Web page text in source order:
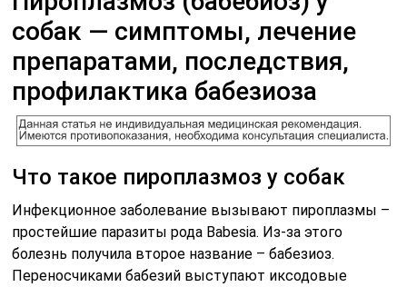
собак — симптомы, лечение
препаратами, последствия,
профилактика бабезиоза
Что такое пироплазмоз у собак
Инфекционное заболевание вызывают пироплазмы –
простейшие паразиты рода Babesia. Из-за этого
болезнь получила второе название – бабезиоз.
Переносчиками бабезий выступают иксодовые